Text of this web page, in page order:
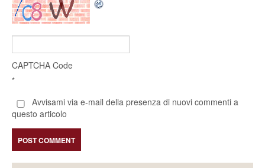
CAPTCHA Code
*
Avvisami via e-mail della presenza di nuovi commenti a
questo articolo